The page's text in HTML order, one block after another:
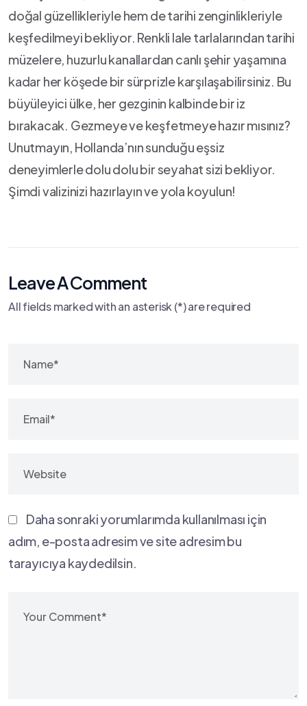
doğal güzellikleriyle hem de tarihi zenginlikleriyle
keşfedilmeyi bekliyor. ​Renkli lale tarlalarından tarihi
müzelere,‌ huzurlu kanallardan ​canlı şehir yaşamına
kadar her köşede bir sürprizle karşılaşabilirsiniz. ‍Bu
büyüleyici ülke,‍ her gezginin kalbinde bir iz
bırakacak. Gezmeye ve keşfetmeye hazır mısınız?
Unutmayın, Hollanda’nın sunduğu ⁤eşsiz
deneyimlerle dolu dolu bir seyahat sizi bekliyor.
Şimdi valizinizi ‌hazırlayın ve yola koyulun!
Leave A Comment
All fields marked with an asterisk (*) are required
Daha sonraki yorumlarımda kullanılması için
adım, e-posta adresim ve site adresim bu
tarayıcıya kaydedilsin.